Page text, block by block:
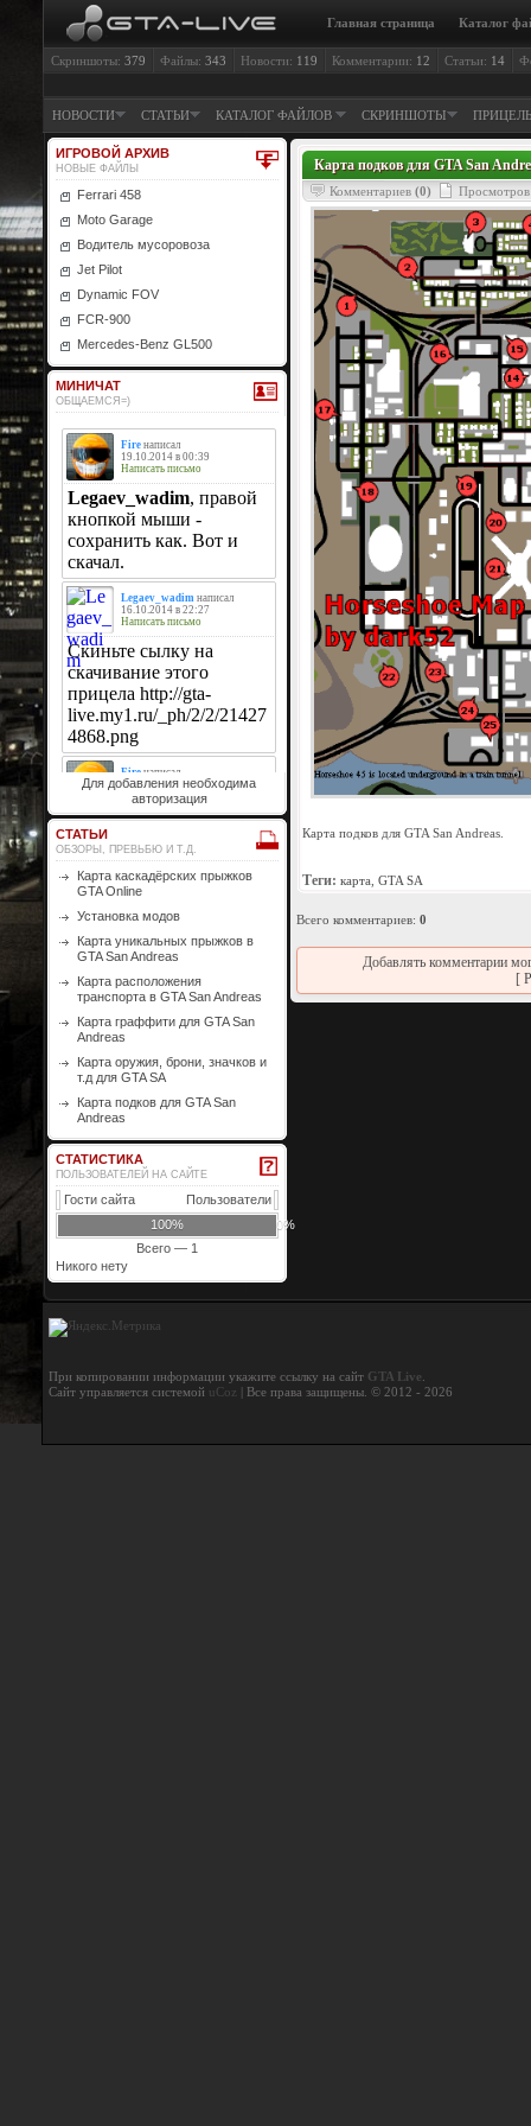
Главная страница Каталог
Скриншоты: 379 Файлы: 343 Новости: 119 Комментарии: 12 Статьи: 14
НОВОСТИ СТАТЬИ КАТАЛОГ ФАЙЛОВ СКРИНШОТЫ
Карта подков для GTA San
Комментариев (0)
Карта подков для GTA San Andreas.
Теги: карта GTA SA
Всего комментариев: 0
Добавлять комментарии
[
ИГРОВОЙ АРХИВ
НОВЫЕ ФАЙЛЫ
Ferrari 458
Moto Garage
Водитель мусоровоза
Jet Pilot
Dynamic FOV
FCR-900
Mercedes-Benz GL500
МИНИЧАТ
ОБЩАЕМСЯ=)
Для добавления необходима
авторизация
СТАТЬИ
ОБЗОРЫ, ПРЕВЬБЮ И Т.Д.
Карта каскадёрских прыжков
GTA Online
Установка модов
Карта уникальных прыжков в
GTA San Andreas
Карта расположения
транспорта в GTA San Andreas
Карта граффити для GTA San
Andreas
Карта оружия, брони, значков и
т.д для GTA SA
Карта подков для GTA San
Andreas
СТАТИСТИКА
ПОЛЬЗОВАТЕЛЕЙ НА САЙТЕ
Пользователи
Гости сайта
100%
0%
Всего — 1
Никого нету
При копировании информации укажите ссылку на сайт GTA Live
Сайт управляется системой uCoz | Все права защищены. © 2012 - 2026